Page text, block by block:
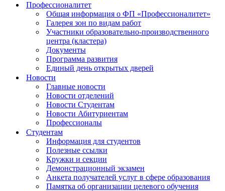
Профессионалитет
Общая информация о ФП «Профессионалитет»
Галерея зон по видам работ
Участники образовательно-производственного
центра (кластера)
Документы
Программа развития
Единый день открытых дверей
Новости
Главные новости
Новости отделений
Новости Студентам
Новости Абитуриентам
Профессионалы
Студентам
Информация для студентов
Полезные ссылки
Кружки и секции
Демонстрационный экзамен
Анкета получателей услуг в сфере образования
Памятка об организации целевого обучения